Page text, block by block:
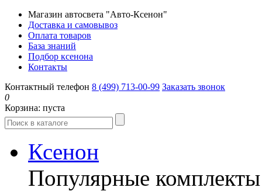
Магазин автосвета "Авто-Ксенон"
Доставка и самовывоз
Оплата товаров
База знаний
Подбор ксенона
Контакты
Контактный телефон 8 (499) 713-00-99 Заказать звонок
0
Корзина: пуста
Ксенон
Популярные комплекты